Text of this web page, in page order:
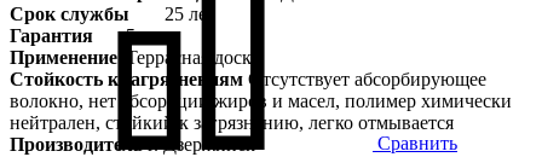
Сравнить
Срок службы
25 лет
Гарантия
5 лет
Применение
Террасная доска
Стойкость к загрязнениям Отсутствует абсорбирующее
волокно, нет абсорбции жиров и масел, полимер химически
нейтрален, стойкий к загрязнению, легко отмывается
Производитель
г. Дзержинск